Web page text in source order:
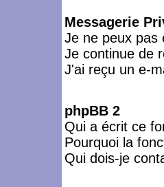
Messagerie
Je ne peux pas
Je continue de
J'ai reçu un e-
phpBB 2
Qui a écrit ce
Pourquoi la
Qui dois-je